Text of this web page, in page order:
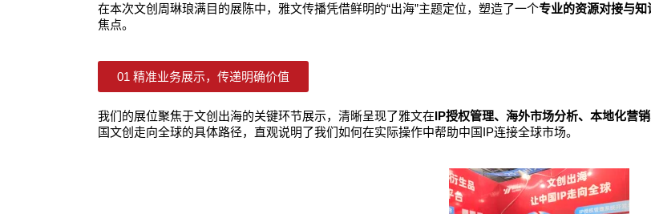
在本次文创周琳琅满目的展陈中，雅文传播凭借鲜明的“出海”主题定位，塑造了一个专业的资源对接与知
焦点。
01 精准业务展示，传递明确价值
我们的展位聚焦于文创出海的关键环节展示，清晰呈现了雅文在IP授权管理、海外市场分析、本地化营
国文创走向全球的具体路径，直观说明了我们如何在实际操作中帮助中国IP连接全球市场。